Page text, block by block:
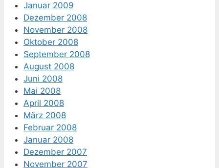
Januar 2009
Dezember 2008
November 2008
Oktober 2008
September 2008
August 2008
Juni 2008
Mai 2008
April 2008
März 2008
Februar 2008
Januar 2008
Dezember 2007
November 2007